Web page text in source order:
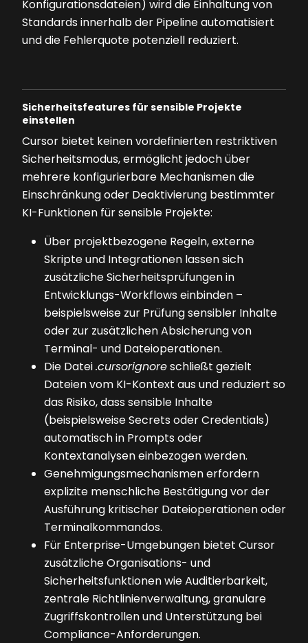
Konfigurationsdateien) wird die Einhaltung von
Standards innerhalb der Pipeline automatisiert
und die Fehlerquote potenziell reduziert.
Sicherheitsfeatures für sensible Projekte
einstellen
Cursor bietet keinen vordefinierten restriktiven
Sicherheitsmodus, ermöglicht jedoch über
mehrere konfigurierbare Mechanismen die
Einschränkung oder Deaktivierung bestimmter
KI-Funktionen für sensible Projekte:
Über projektbezogene Regeln, externe
Skripte und Integrationen lassen sich
zusätzliche Sicherheitsprüfungen in
Entwicklungs-Workflows einbinden –
beispielsweise zur Prüfung sensibler Inhalte
oder zur zusätzlichen Absicherung von
Terminal- und Dateioperationen.
Die Datei.cursorignoreschließt gezielt
Dateien vom KI-Kontext aus und reduziert so
das Risiko, dass sensible Inhalte
(beispielsweise Secrets oder Credentials)
automatisch in Prompts oder
Kontextanalysen einbezogen werden.
Genehmigungsmechanismen erfordern
explizite menschliche Bestätigung vor der
Ausführung kritischer Dateioperationen oder
Terminalkommandos.
Für Enterprise-Umgebungen bietet Cursor
zusätzliche Organisations- und
Sicherheitsfunktionen wie Auditierbarkeit,
zentrale Richtlinienverwaltung, granulare
Zugriffskontrollen und Unterstützung bei
Compliance-Anforderungen.